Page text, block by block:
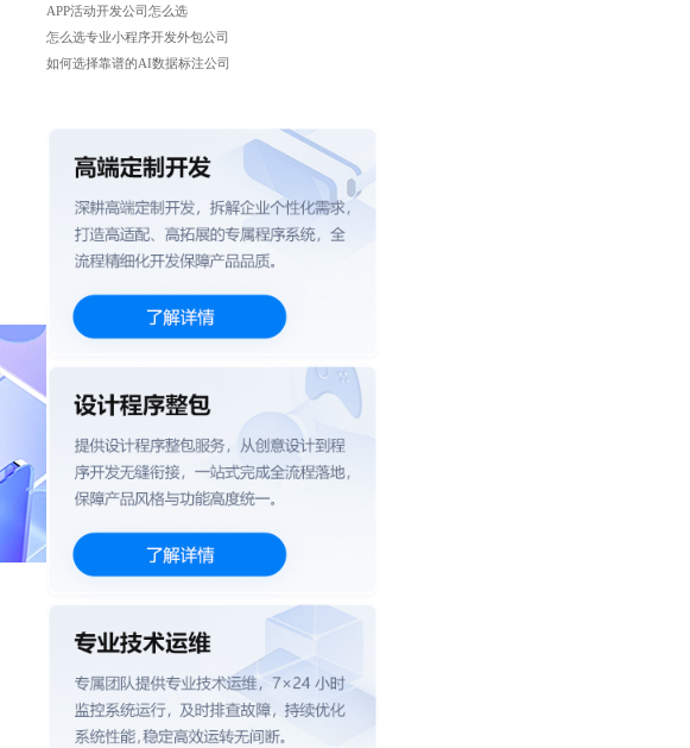
APP活动开发公司怎么选
怎么选专业小程序开发外包公司
如何选择靠谱的AI数据标注公司